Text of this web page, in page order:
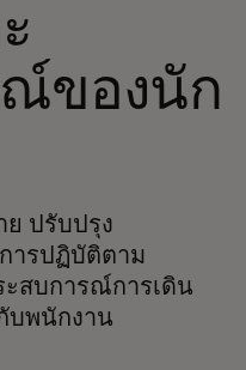
ณ์ของนัก
ย ปรับปรุง
ารปฏิบัติตาม
สบการณ์การเดิน
บพนักงาน